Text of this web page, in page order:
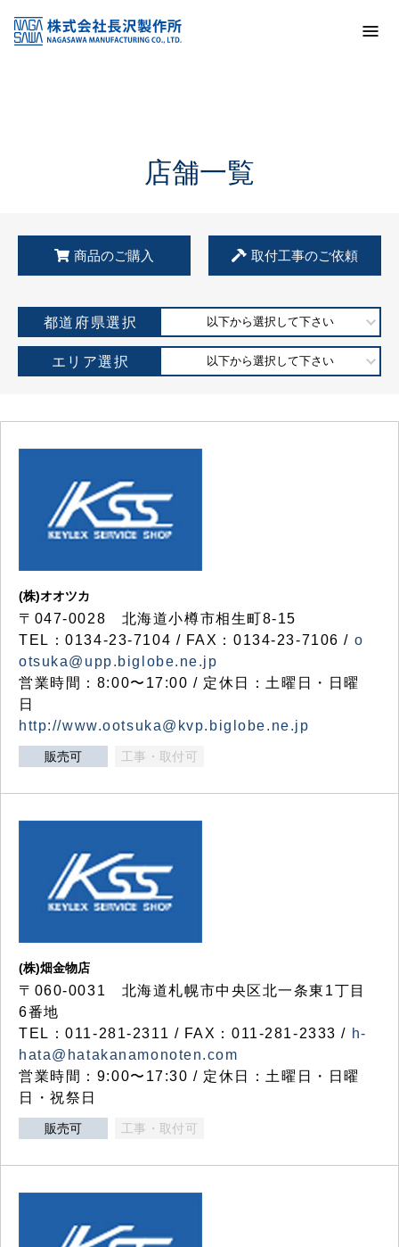
KSS加盟店・取扱店情報
店舗一覧
店舗一覧
商品のご購入 取付工事のご依頼
都道府県選択 以下から選択して下さい
エリア選択 以下から選択して下さい
(株)オオツカ
〒047-0028 北海道小樽市相生町8-15
TEL：0134-23-7104 / FAX：0134-23-7106 / o
otsuka@upp.biglobe.ne.jp
営業時間：8:00〜17:00 / 定休日：土曜日・日曜
日
http://www.ootsuka@kvp.biglobe.ne.jp
販売可 工事・取付可
(株)畑金物店
〒060-0031 北海道札幌市中央区北一条東1丁目
6番地
TEL：011-281-2311 / FAX：011-281-2333 / h-
hata@hatakanamonoten.com
営業時間：9:00〜17:30 / 定休日：土曜日・日曜
日・祝祭日
販売可 工事・取付可